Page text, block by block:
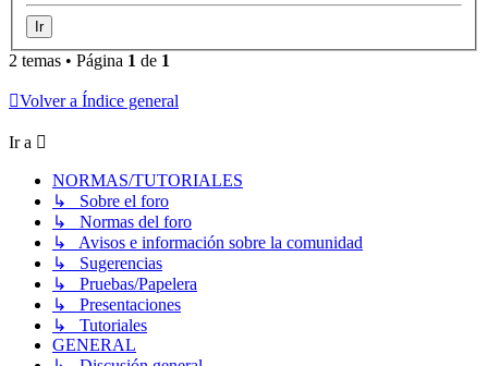
2 temas • Página 1 de 1
Volver a Índice general
Ir a
NORMAS/TUTORIALES
↳ Sobre el foro
↳ Normas del foro
↳ Avisos e información sobre la comunidad
↳ Sugerencias
↳ Pruebas/Papelera
↳ Presentaciones
↳ Tutoriales
GENERAL